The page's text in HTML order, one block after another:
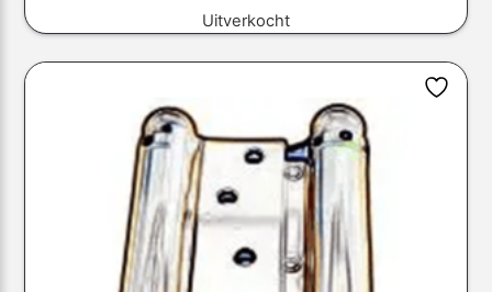
Uitverkocht